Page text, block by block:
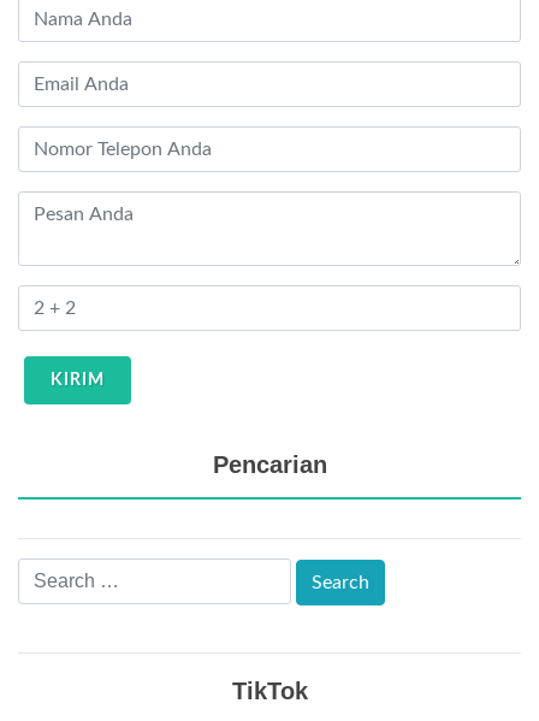
Pencarian
TikTok
KIRIM